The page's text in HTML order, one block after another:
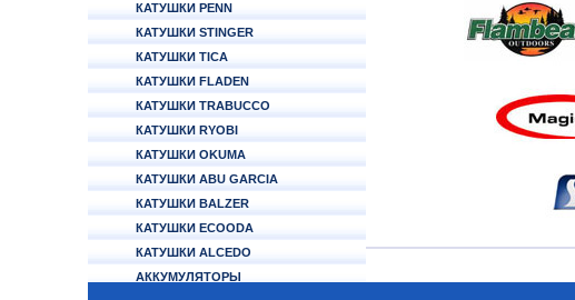
КАТУШКИ PENN
КАТУШКИ STINGER
КАТУШКИ TICA
КАТУШКИ FLADEN
КАТУШКИ TRABUCCO
КАТУШКИ RYOBI
КАТУШКИ OKUMA
КАТУШКИ ABU GARCIA
КАТУШКИ BALZER
КАТУШКИ ECOODA
КАТУШКИ ALCEDO
АККУМУЛЯТОРЫ